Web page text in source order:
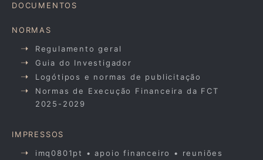
DOCUMENTOS
NORMAS
Regulamento geral
Guia do Investigador
Logótipos e normas de publicitação
Normas de Execução Financeira da FCT
2025-2029
IMPRESSOS
imq0801pt • apoio financeiro • reuniões